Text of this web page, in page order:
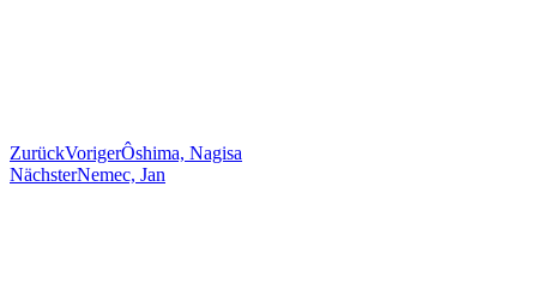
ZurückVorigerÔshima, Nagisa
NächsterNemec, Jan